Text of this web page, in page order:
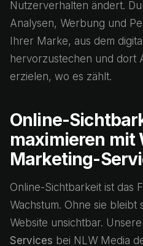
Nutzerverhalten ändert.
Analysen, Werbung und
Ihrer Marke, aus dem
hervorzustechen und dort
erzielen, wo es zählt.
Online-
maximieren mit
Marketing-
Online-Sichtbarkeit ist das
Wachstum. Ohne sie bleibt
Website unsichtbar. Unsere
Services bei NLW Media